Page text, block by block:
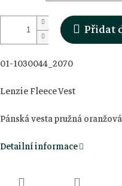
Přidat
01-1030044_2070
Lenzie Fleece Vest
Pánská vesta pružná oranžová
Detailní informace